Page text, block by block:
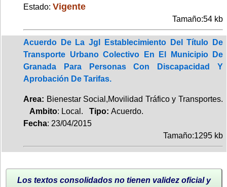
Estado: Vigente
Tamaño:54 kb
Acuerdo De La Jgl Establecimiento Del Título De
Transporte Urbano Colectivo En El Municipio De
Granada Para Personas Con Discapacidad Y
Aprobación De Tarifas.
Area: Bienestar Social,Movilidad Tráfico y Transportes.
Ambito: Local. Tipo: Acuerdo.
Fecha: 23/04/2015
Tamaño:1295 kb
Los textos consolidados no tienen validez oficial y